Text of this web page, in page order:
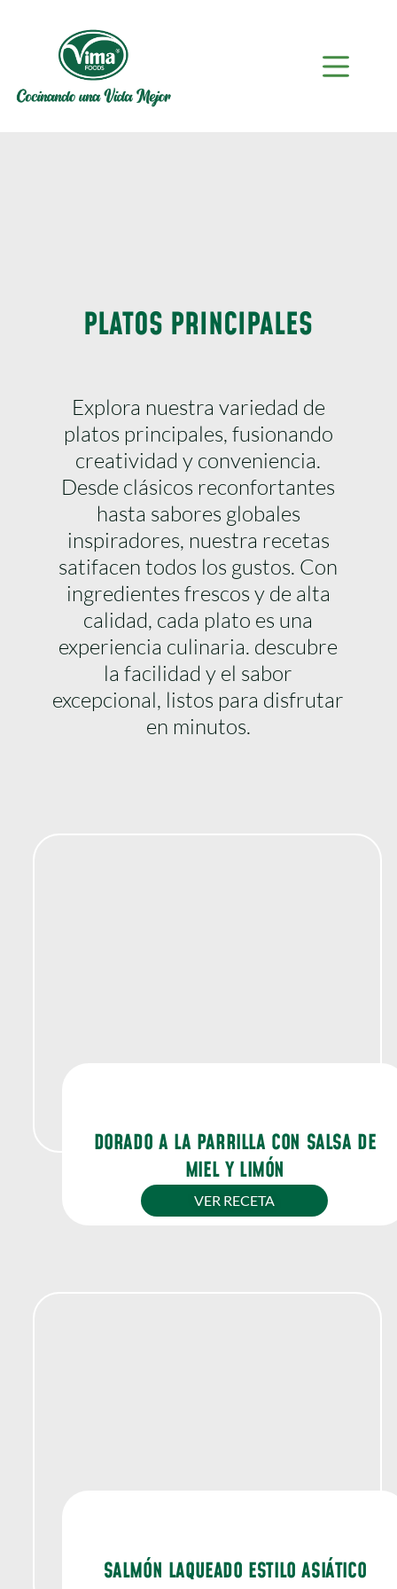
PLATOS PRINCIPALES
Explora nuestra variedad de
platos principales, fusionando
creatividad y conveniencia.
Desde clásicos reconfortantes
hasta sabores globales
inspiradores, nuestra recetas
satifacen todos los gustos. Con
ingredientes frescos y de alta
calidad, cada plato es una
experiencia culinaria. descubre
la facilidad y el sabor
excepcional, listos para disfrutar
en minutos.
DORADO A LA PARRILLA CON SALSA DE
MIEL Y LIMÓN
VER RECETA
SALMÓN LAQUEADO ESTILO ASIÁTICO